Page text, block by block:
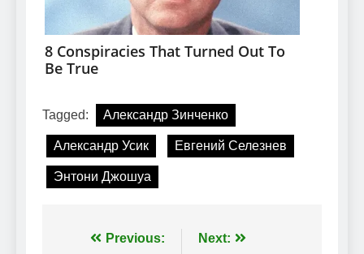
Tagged: Александр Зинченко
Александр Усик Евгений Селезнев
Энтони Джошуа
Навігація
Previous: Next: